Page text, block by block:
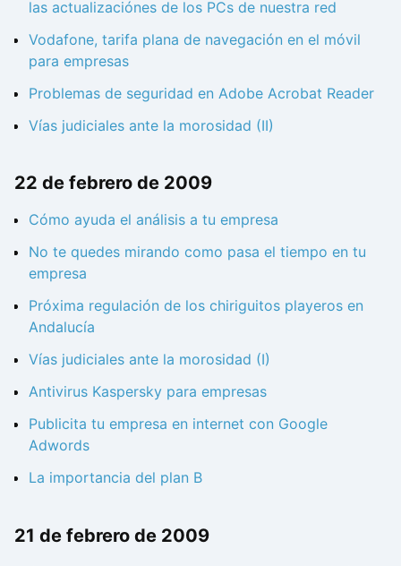
las actualizaciónes de los PCs de nuestra red
Vodafone, tarifa plana de navegación en el móvil
para empresas
Problemas de seguridad en Adobe Acrobat Reader
Vías judiciales ante la morosidad (II)
22 de febrero de 2009
Cómo ayuda el análisis a tu empresa
No te quedes mirando como pasa el tiempo en tu
empresa
Próxima regulación de los chiriguitos playeros en
Andalucía
Vías judiciales ante la morosidad (I)
Antivirus Kaspersky para empresas
Publicita tu empresa en internet con Google
Adwords
La importancia del plan B
21 de febrero de 2009